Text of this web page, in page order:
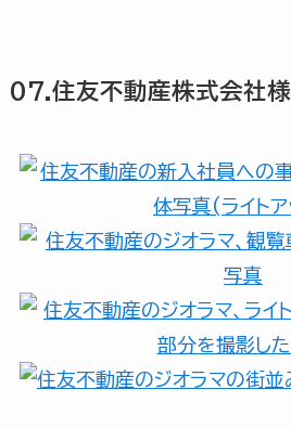
07.住友不動産株式会社様